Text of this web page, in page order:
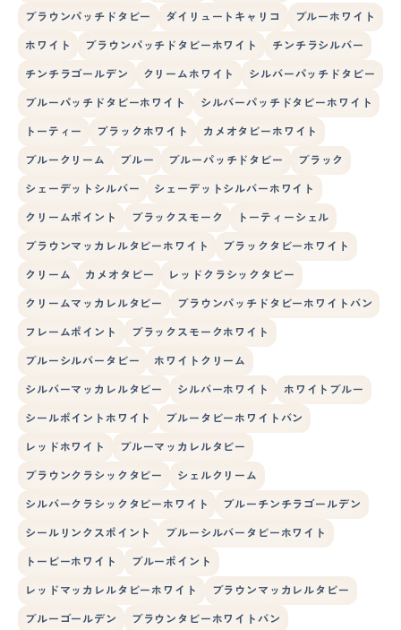
ブラウンパッチドタビー ダイリュートキャリコ ブルーホワイト
ホワイト ブラウンパッチドタビーホワイト チンチラシルバー
チンチラゴールデン クリームホワイト シルバーパッチドタビー
ブルーパッチドタビーホワイト シルバーパッチドタビーホワイト
トーティー ブラックホワイト カメオタビーホワイト
ブルークリーム ブルー ブルーパッチドタビー ブラック
シェーデットシルバー シェーデットシルバーホワイト
クリームポイント ブラックスモーク トーティーシェル
ブラウンマッカレルタビーホワイト ブラックタビーホワイト
クリーム カメオタビー レッドクラシックタビー
クリームマッカレルタビー ブラウンパッチドタビーホワイトバン
フレームポイント ブラックスモークホワイト
ブルーシルバータビー ホワイトクリーム
シルバーマッカレルタビー シルバーホワイト ホワイトブルー
シールポイントホワイト ブルータビーホワイトバン
レッドホワイト ブルーマッカレルタビー
ブラウンクラシックタビー シェルクリーム
シルバークラシックタビーホワイト ブルーチンチラゴールデン
シールリンクスポイント ブルーシルバータビーホワイト
トービーホワイト ブルーポイント
レッドマッカレルタビーホワイト ブラウンマッカレルタビー
ブルーゴールデン ブラウンタビーホワイトバン